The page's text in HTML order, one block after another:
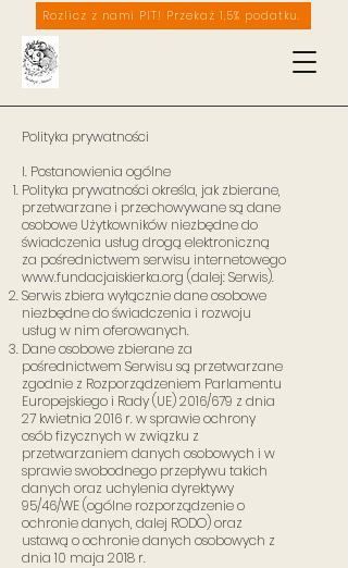
Rozlicz z nami PIT! Przekaż 1,5% podatku.
Polityka prywatności
I. Postanowienia ogólne
Polityka prywatności określa, jak zbierane,
przetwarzane i przechowywane są dane
osobowe Użytkowników niezbędne do
świadczenia usług drogą elektroniczną
za pośrednictwem serwisu internetowego
www.fundacjaiskierka.org (dalej: Serwis).
Serwis zbiera wyłącznie dane osobowe
niezbędne do świadczenia i rozwoju
usług w nim oferowanych.
Dane osobowe zbierane za
pośrednictwem Serwisu są przetwarzane
zgodnie z Rozporządzeniem Parlamentu
Europejskiego i Rady (UE) 2016/679 z dnia
27 kwietnia 2016 r. w sprawie ochrony
osób fizycznych w związku z
przetwarzaniem danych osobowych i w
sprawie swobodnego przepływu takich
danych oraz uchylenia dyrektywy
95/46/WE (ogólne rozporządzenie o
ochronie danych, dalej RODO) oraz
ustawą o ochronie danych osobowych z
dnia 10 maja 2018 r.